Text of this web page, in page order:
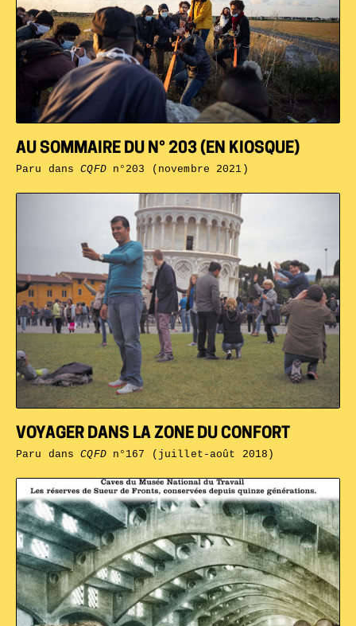
VOYAGER DANS LA ZONE DU CONFORT
Paru dansCQFDn°167 (juillet-août 2018)
AU SOMMAIRE DU N° 203 (EN KIOSQUE)
Paru dansCQFDn°203 (novembre 2021)